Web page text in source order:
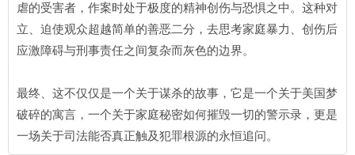
虐的受害者，作案时处于极度的精神创伤与恐惧之中。这种对
立、迫使观众超越简单的善恶二分，去思考家庭暴力、创伤后
应激障碍与刑事责任之间复杂而灰色的边界。
最终、这不仅仅是一个关于谋杀的故事，它是一个关于美国梦
破碎的寓言，一个关于家庭秘密如何摧毁一切的警示录，更是
一场关于司法能否真正触及犯罪根源的永恒追问。